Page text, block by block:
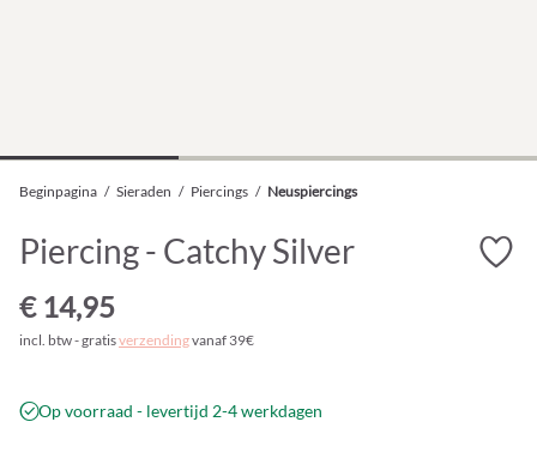
Beginpagina / Sieraden / Piercings / Neuspiercings
Piercing - Catchy Silver
€ 14,95
incl. btw - gratisverzendingvanaf 39€
Op voorraad - levertijd 2-4 werkdagen